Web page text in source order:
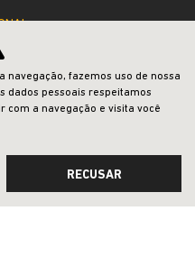
navegação, fazemos uso de nossa
dados pessoais respeitamos
com a navegação e visita você
RECUSAR